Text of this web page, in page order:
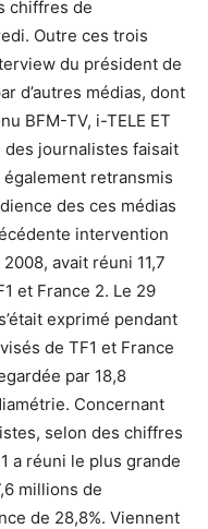
chiffres de
Outre ces trois
du président de
d’autres médias, dont
BFM-TV, i-TELE ET
des journalistes faisait
retransmis
des ces médias
intervention
avait réuni 11,7
et France 2. Le 29
exprimé pendant
de TF1 et France
par 18,8
Concernant
selon des chiffres
a réuni le plus grande
millions de
de 28,8%. Viennent